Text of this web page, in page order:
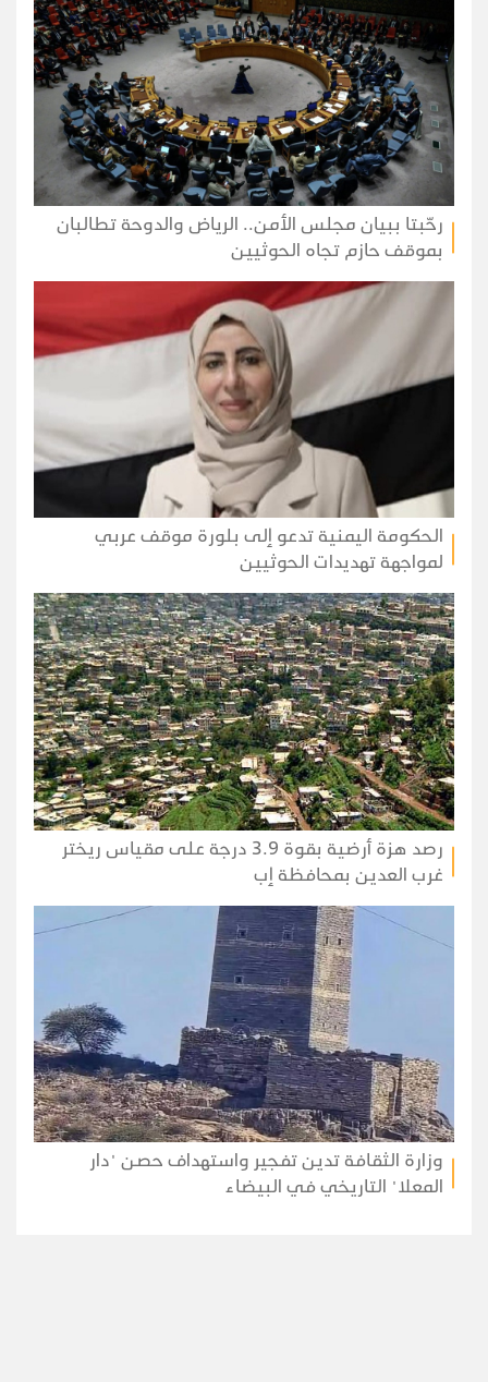
رحّبتا ببيان مجلس الأمن.. الرياض والدوحة تطالبان
بموقف حازم تجاه الحوثيين
الحكومة اليمنية تدعو إلى بلورة موقف عربي
لمواجهة تهديدات الحوثيين
رصد هزة أرضية بقوة 3.9 درجة على مقياس ريختر
غرب العدين بمحافظة إب
وزارة الثقافة تدين تفجير واستهداف حصن "دار
المعلا" التاريخي في البيضاء